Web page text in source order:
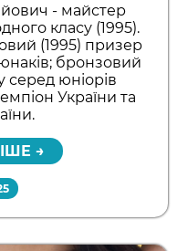
- майстер
класу (1995).
(1995) призер
бронзовий
серед юніорів
України та
→